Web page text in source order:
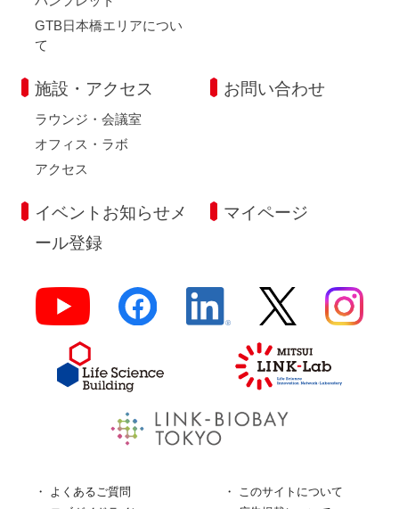
GTB日本橋エリアについ
て
施設・アクセス
ラウンジ・会議室
オフィス・ラボ
アクセス
お問い合わせ
イベントお知らせメ
ール登録
マイページ
よくあるご質問
このサイトについて